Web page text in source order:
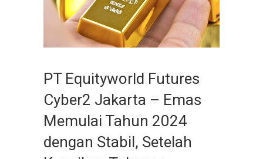
PT Equityworld Futures
Cyber2 Jakarta – Emas
Memulai Tahun 2024
dengan Stabil, Setelah